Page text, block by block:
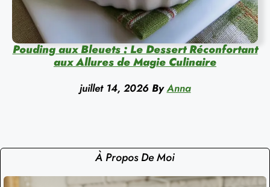
Pouding aux Bleuets : Le Dessert Réconfortant
aux Allures de Magie Culinaire
juillet 14, 2026 By Anna
À Propos De Moi